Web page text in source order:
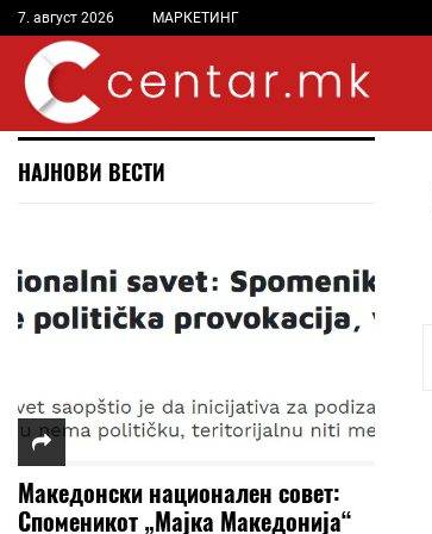
7. август 2026 МАРКЕТИНГ
НАЈНОВИ ВЕСТИ
Македонски национален совет:
Споменикот „Мајка Македонија“